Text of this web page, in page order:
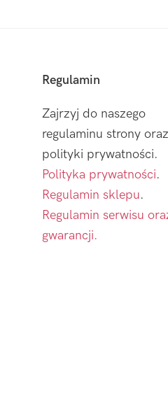
Regulamin
Zajrzyj do naszego
regulaminu strony oraz
polityki prywatności.
Polityka prywatności.
Regulamin sklepu.
Regulamin serwisu
gwarancji.